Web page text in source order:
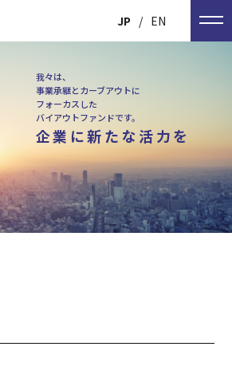
EN
JP
我々は、
事業承継とカーブアウトに
フォーカスした
バイアウトファンドです。
企業に新たな活力を